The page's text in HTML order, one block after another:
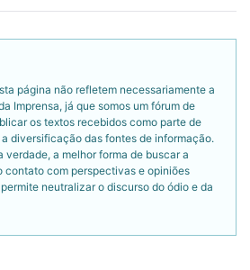
página não refletem necessariamente a
Imprensa, já que somos um fórum de
os textos recebidos como parte de
diversificação das fontes de informação.
verdade, a melhor forma de buscar a
contato com perspectivas e opiniões
neutralizar o discurso do ódio e da